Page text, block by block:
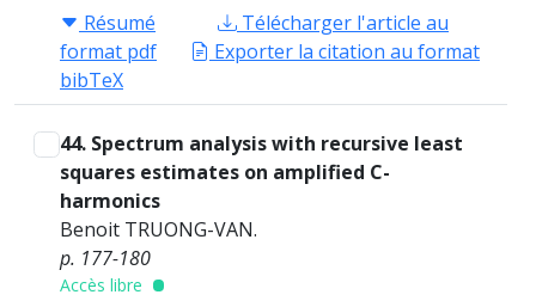
Résumé
Télécharger l'article au
format pdf
Exporter la citation au format
bibTeX
44. Spectrum analysis with recursive least
squares estimates on amplified C-
harmonics
Benoit TRUONG-VAN.
p. 177-180
Accès libre